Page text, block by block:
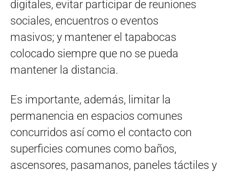
digitales, evitar participar de reuniones
sociales, encuentros o eventos
masivos; y mantener el tapabocas
colocado siempre que no se pueda
mantener la distancia.
Es importante, además, limitar la
permanencia en espacios comunes
concurridos así como el contacto con
superficies comunes como baños,
ascensores, pasamanos, paneles táctiles y